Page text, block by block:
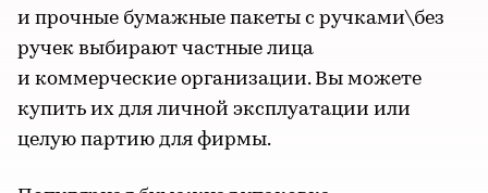
и прочные бумажные пакеты с ручками\без
ручек выбирают частные лица
и коммерческие организации. Вы можете
купить их для личной эксплуатации или
целую партию для фирмы.